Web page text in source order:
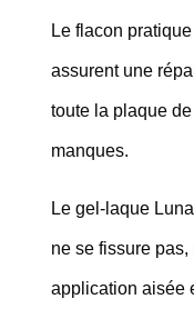
Le flacon
assurent une
toute la plaque
manques.
Le gel-laque
ne se fissure pas,
application aisée